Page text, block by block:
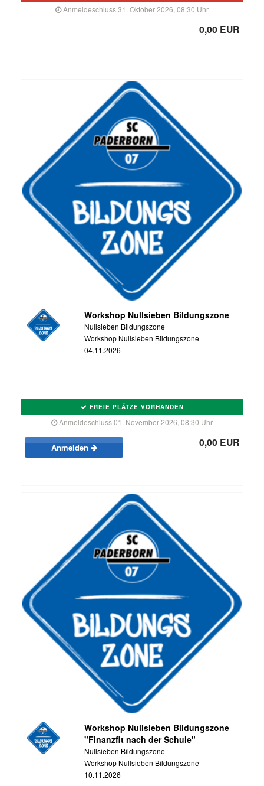
Anmeldeschluss 31. Oktober 2026, 08:30 Uhr
0,00 EUR
Workshop Nullsieben Bildungszone
Nullsieben Bildungszone
Workshop Nullsieben Bildungszone
04.11.2026
FREIE PLÄTZE VORHANDEN
Anmeldeschluss 01. November 2026, 08:30 Uhr
Anmelden 0,00 EUR
Workshop Nullsieben Bildungszone
"Finanzfit nach der Schule"
Nullsieben Bildungszone
Workshop Nullsieben Bildungszone
10.11.2026